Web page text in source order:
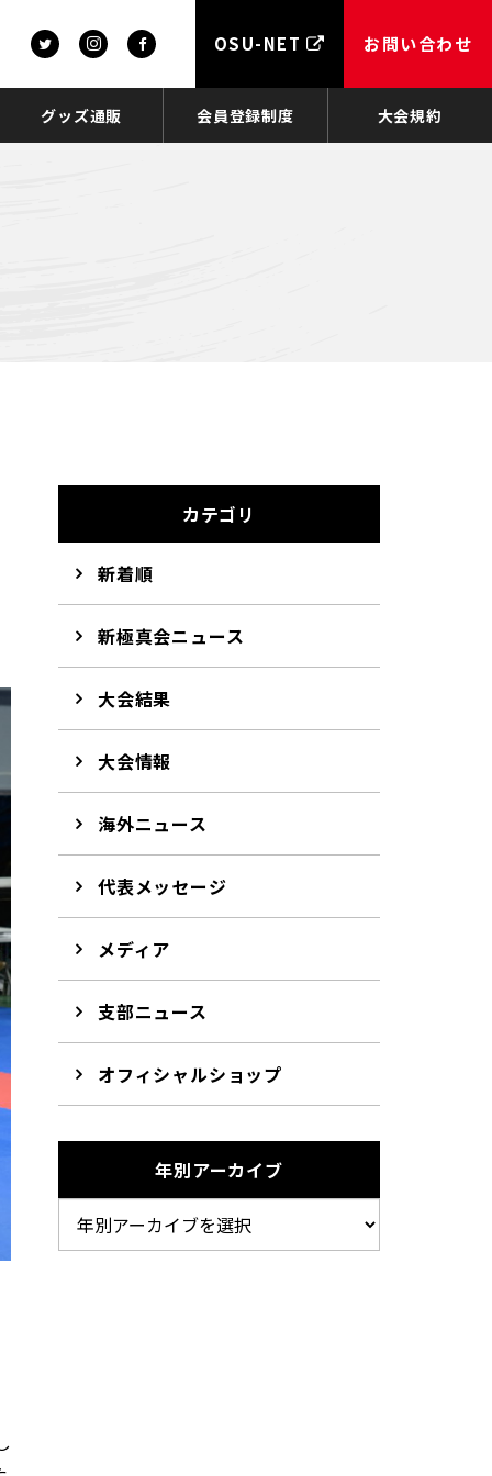
OSU-NET お問い合わせ
グッズ通販 会員登録制度 大会規約
カテゴリ
新着順
新極真会ニュース
大会結果
大会情報
海外ニュース
代表メッセージ
メディア
支部ニュース
オフィシャルショップ
年別アーカイブ